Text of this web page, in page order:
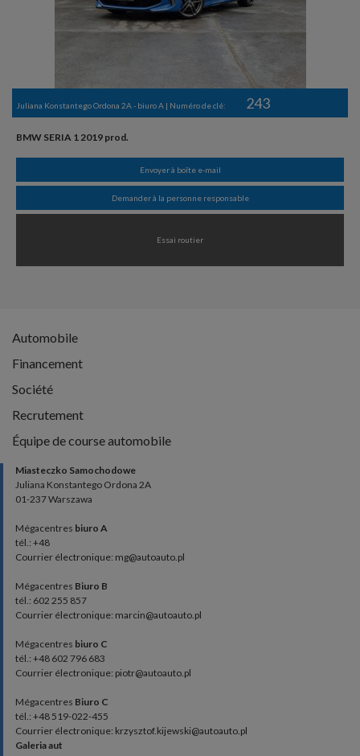
Juliana Konstantego Ordona 2A - biuro A | Numéro de clé: 243
BMW SERIA 1 2019 prod.
Envoyer à boîte e-mail
Demander à la personne responsable
Essai routier
Automobile
Financement
Société
Recrutement
Équipe de course automobile
Miasteczko Samochodowe
Juliana Konstantego Ordona 2A
01-237 Warszawa
Mégacentres biuro A
tél.: +48
Courrier électronique: mg@autoauto.pl
Mégacentres Biuro B
tél.: 602 255 857
Courrier électronique: marcin@autoauto.pl
Mégacentres biuro C
tél.: +48 602 796 683
Courrier électronique: piotr@autoauto.pl
Mégacentres Biuro C
tél.: +48 519-022-455
Courrier électronique: krzysztof.kijewski@autoauto.pl
Galeria aut